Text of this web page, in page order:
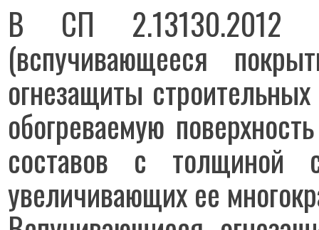
В СП 2.13130.2012
(вспучивающееся
огнезащиты
обогреваемую
составов с
увеличивающих ее